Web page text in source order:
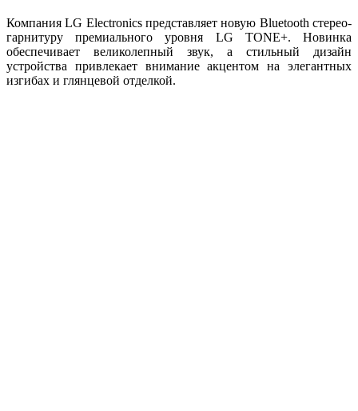
Компания LG Electronics представляет новую Bluetooth стерео-
гарнитуру премиального уровня LG TONE+. Новинка
обеспечивает великолепный звук, а стильный дизайн
устройства привлекает внимание акцентом на элегантных
изгибах и глянцевой отделкой.